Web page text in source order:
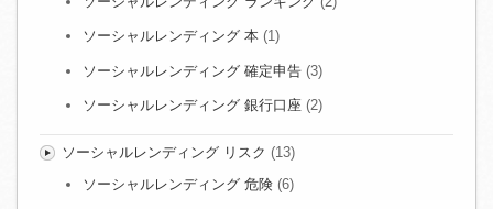
ソーシャルレンディング 本 (1)
ソーシャルレンディング 確定申告 (3)
ソーシャルレンディング 銀行口座 (2)
ソーシャルレンディング リスク (13)
ソーシャルレンディング 危険 (6)